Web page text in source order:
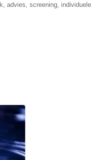
advies, screening, individuele